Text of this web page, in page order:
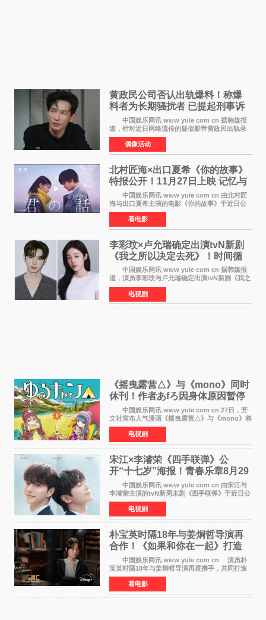
黄政民公司否认出轨爆料！称爆
料者为长期骚扰者 已提起刑事诉
中国娱乐网讯 www yule com cn 据韩媒报
道，针对近日网络流传的疑似影帝黄政民出轨录
音及短信爆料，黄政民所属经纪公司于今日正式
发表声明，明确否认相关传闻。 公司表示，
爆料者是一名长
偶像活动
北村匠海×出口夏希《你的故事》
特报公开！11月27日上映 记忆与
初恋的奇幻交织
中国娱乐网讯 www yule com cn 由北村匠
海与出口夏希主演的电影《你的故事》于近日公
开特报影像，正式定档11月27日上映。 本片
改编自三秋缒同名小说，编剧由曾执笔《孤独摇
滚！》的吉田惠
看电影
李彩玟×卢允瑞确定出演tvN新剧
《我之所以决定去死》！时间循
环青春爱情来袭
中国娱乐网讯 www yule com cn 据韩媒报
道，演员李彩玟与卢允瑞确定出演tvN新剧《我之
所以决定去死》，分别担任男女主角。该剧预计
将于明年播出，引发观众期待。 本剧改编自
NAVER同名人气
电视剧
《摇曳露营△》与《mono》同时
休刊！作者あfろ因身体原因暂停
双连载
中国娱乐网讯 www yule com cn 27日，芳
文社宣布人气漫画《摇曳露营△》与《mono》将
暂停连载一段时间，原因是漫画家あfろ身体状况
不佳。 编辑部表示：一直承蒙各位对
《mono》的喜爱，
电视剧
宋江×李濬荣《四手联弹》公
开“十七岁”海报！青春乐章8月29
日奏响
中国娱乐网讯 www yule com cn 由宋江与
李濬荣主演的tvN新周末剧《四手联弹》于近日公
开十七岁版海报，以充满青春气息的画面再度点
燃观众期待。 海报中，宋江与李濬荣并肩站
在音乐教室的
电视剧
朴宝英时隔18年与姜炯哲导演再
合作！《如果和你在一起》打造
奇幻浪漫喜剧
中国娱乐网讯 www yule com cn 演员朴
宝英时隔18年与姜炯哲导演再度携手，共同打造
备受期待的浪漫喜剧新作《如果和你在一起》
（暂定名）。据OSEN报道，朴宝英将出演该片
女主角，自2008年《
看电影